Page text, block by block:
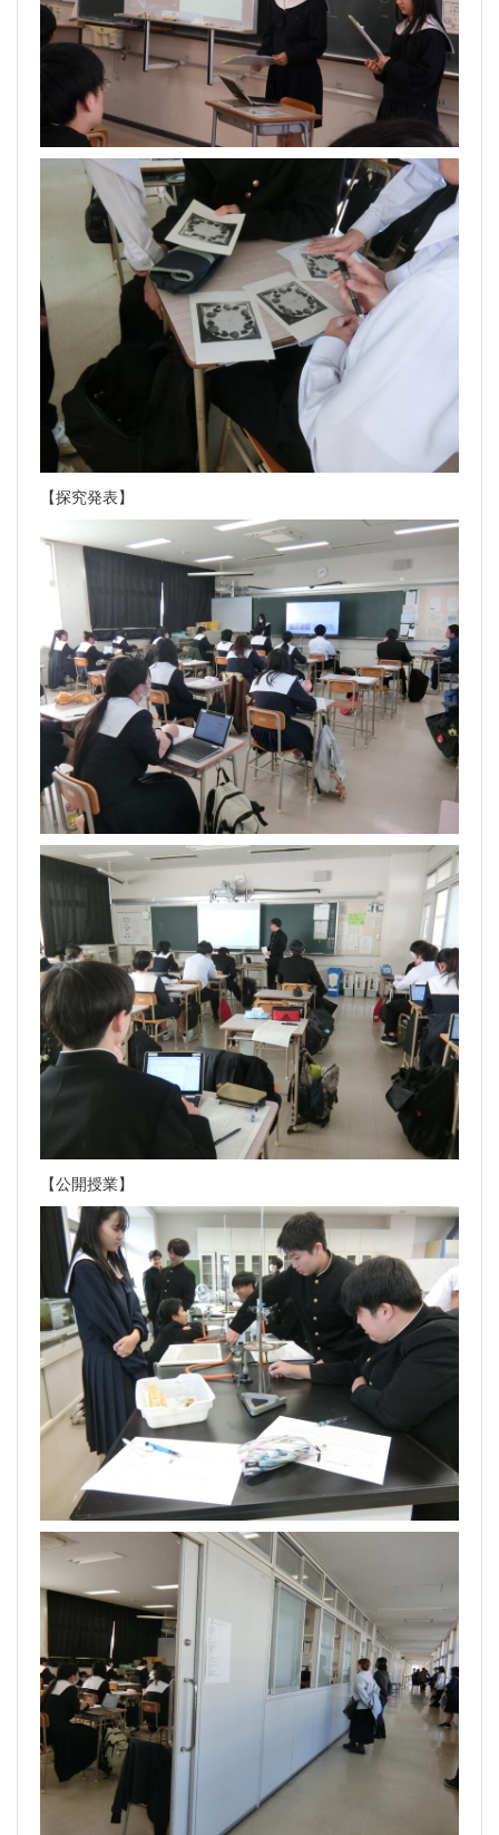
【探究発表】
【公開授業】